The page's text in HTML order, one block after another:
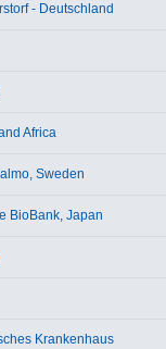
- Deutschland
Africa
Sweden
BioBank, Japan
Krankenhaus